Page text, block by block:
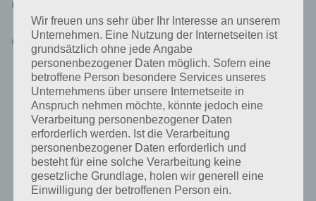
28.10.2018, als Lösung gesucht war
Zur Übersicht:4 Bilder 1 Wort Lösungen zu Halloween im
Oktober 2019!
Wir freuen uns sehr über Ihr Interesse an unserem
Unternehmen. Eine Nutzung der Internetseiten ist
grundsätzlich ohne jede Angabe
personenbezogener Daten möglich. Sofern eine
betroffene Person besondere Services unseres
Unternehmens über unsere Internetseite in
Anspruch nehmen möchte, könnte jedoch eine
Verarbeitung personenbezogener Daten
erforderlich werden. Ist die Verarbeitung
personenbezogener Daten erforderlich und
besteht für eine solche Verarbeitung keine
gesetzliche Grundlage, holen wir generell eine
Einwilligung der betroffenen Person ein.